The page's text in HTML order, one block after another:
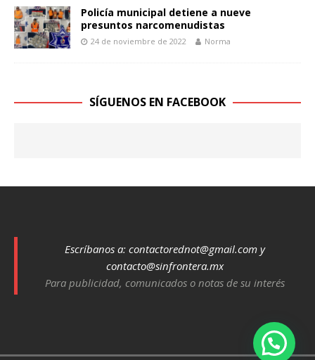
Policía municipal detiene a nueve
presuntos narcomenudistas
24 de noviembre de 2022 Norma
SÍGUENOS EN FACEBOOK
Escríbanos a: contactorednot@gmail.comy
contacto@sinfrontera.mx
Para publicidad, comunicados o notas de su interés